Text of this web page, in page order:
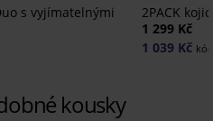
s vyjímatelnými
2PACK
1 299 Kč
1 039 Kč
kousky